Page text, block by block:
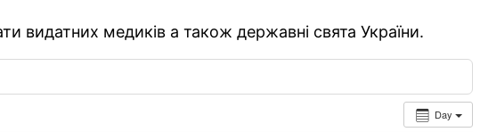
видатних медиків а також державні свята України.
Day